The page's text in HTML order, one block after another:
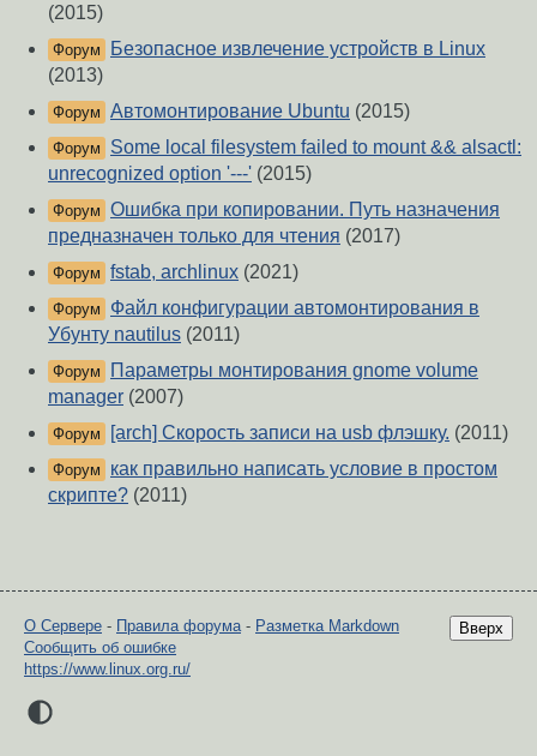
(2015)
Форум
Безопасное извлечение устройств в Linux
(2013)
Форум Автомонтирование Ubuntu (2015)
Форум
Some local filesystem failed to mount && alsactl:
unrecognized option '---' (2015)
Форум Ошибка при копировании. Путь назначения
предназначен только для чтения (2017)
Форум fstab, archlinux (2021)
Форум
Файл конфигурации автомонтирования в
Убунту nautilus (2011)
Форум
Параметры монтирования gnome volume
manager (2007)
Форум [arch] Скорость записи на usb флэшку. (2011)
Форум
как правильно написать условие в простом
скрипте? (2011)
Вверх
О Сервере - Правила форума - Разметка Markdown
Сообщить об ошибке
https://www.linux.org.ru/